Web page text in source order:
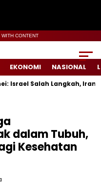
CONTENT
EKONOMI NASIONAL
Israel Salah Langkah, Iran
dalam Tubuh,
Kesehatan